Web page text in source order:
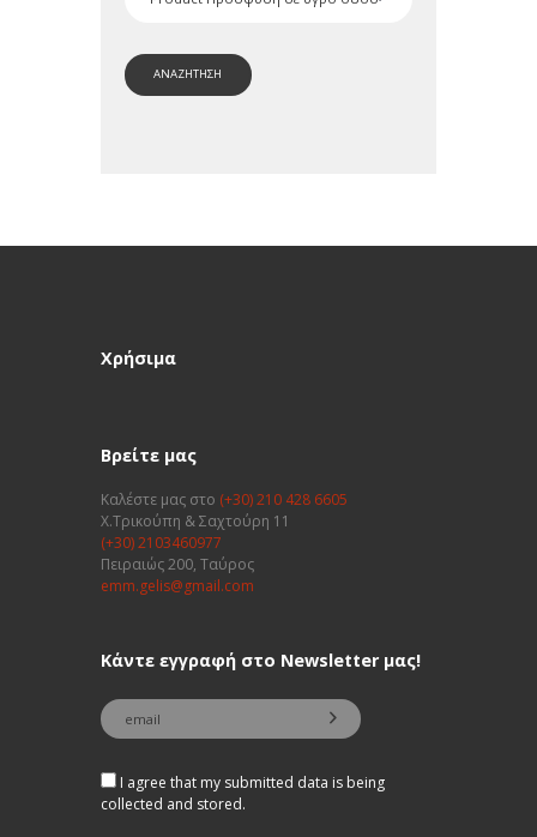
ΑΝΑΖΗΤΗΣΗ
Χρήσιμα
Βρείτε μας
Καλέστε μας στο (+30) 210 428 6605
Χ.Τρικούπη & Σαχτούρη 11
(+30) 2103460977
Πειραιώς 200, Ταύρος
emm.gelis@gmail.com
Κάντε εγγραφή στο Newsletter μας!
I agree that my submitted data is being
collected and stored.